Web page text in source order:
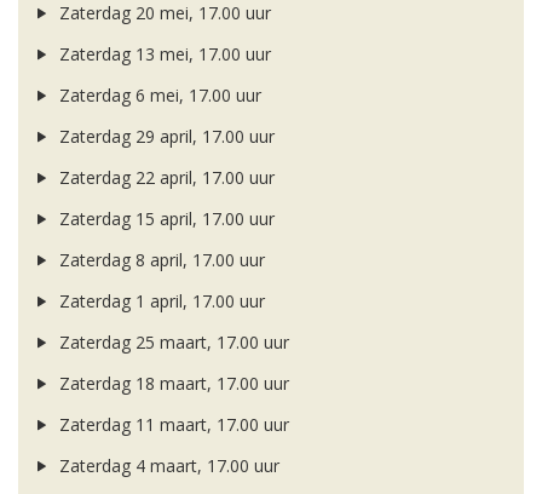
Zaterdag 20 mei, 17.00 uur
Zaterdag 13 mei, 17.00 uur
Zaterdag 6 mei, 17.00 uur
Zaterdag 29 april, 17.00 uur
Zaterdag 22 april, 17.00 uur
Zaterdag 15 april, 17.00 uur
Zaterdag 8 april, 17.00 uur
Zaterdag 1 april, 17.00 uur
Zaterdag 25 maart, 17.00 uur
Zaterdag 18 maart, 17.00 uur
Zaterdag 11 maart, 17.00 uur
Zaterdag 4 maart, 17.00 uur